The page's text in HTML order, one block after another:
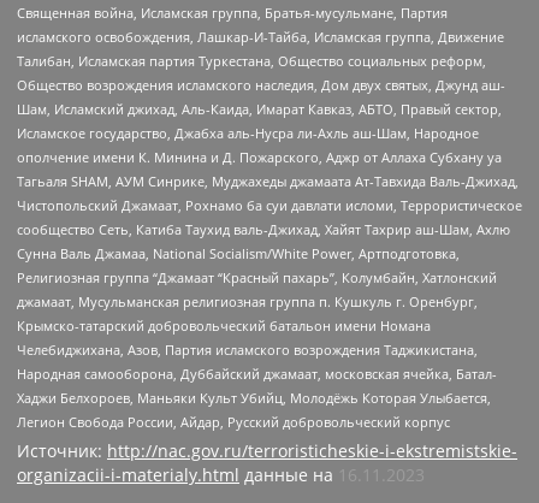
Священная война, Исламская группа, Братья-мусульмане, Партия
исламского освобождения, Лашкар-И-Тайба, Исламская группа, Движение
Талибан, Исламская партия Туркестана, Общество социальных реформ,
Общество возрождения исламского наследия, Дом двух святых, Джунд аш-
Шам, Исламский джихад, Аль-Каида, Имарат Кавказ, АБТО, Правый сектор,
Исламское государство, Джабха аль-Нусра ли-Ахль аш-Шам, Народное
ополчение имени К. Минина и Д. Пожарского, Аджр от Аллаха Субхану уа
Тагьаля SHAM, АУМ Синрике, Муджахеды джамаата Ат-Тавхида Валь-Джихад,
Чистопольский Джамаат, Рохнамо ба суи давлати исломи, Террористическое
сообщество Сеть, Катиба Таухид валь-Джихад, Хайят Тахрир аш-Шам, Ахлю
Сунна Валь Джамаа, National Socialism/White Power, Артподготовка,
Религиозная группа “Джамаат “Красный пахарь”, Колумбайн, Хатлонский
джамаат, Мусульманская религиозная группа п. Кушкуль г. Оренбург,
Крымско-татарский добровольческий батальон имени Номана
Челебиджихана, Азов, Партия исламского возрождения Таджикистана,
Народная самооборона, Дуббайский джамаат, московская ячейка, Батал-
Хаджи Белхороев, Маньяки Культ Убийц, Молодёжь Которая Улыбается,
Легион Свобода России, Айдар, Русский добровольческий корпус
Источник: http://nac.gov.ru/terroristicheskie-i-ekstremistskie-
organizacii-i-materialy.html данные на
16.11.2023